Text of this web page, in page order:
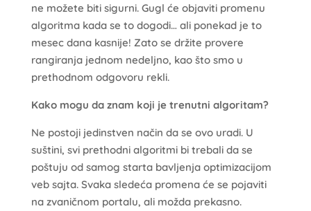
ne možete biti sigurni. Gugl će objaviti promenu
algoritma kada se to dogodi… ali ponekad je to
mesec dana kasnije! Zato se držite provere
rangiranja jednom nedeljno, kao što smo u
prethodnom odgovoru rekli.
Kako mogu da znam koji je trenutni algoritam?
Ne postoji jedinstven način da se ovo uradi. U
suštini, svi prethodni algoritmi bi trebali da se
poštuju od samog starta bavljenja optimizacijom
veb sajta. Svaka sledeća promena će se pojaviti
na zvaničnom portalu, ali možda prekasno.